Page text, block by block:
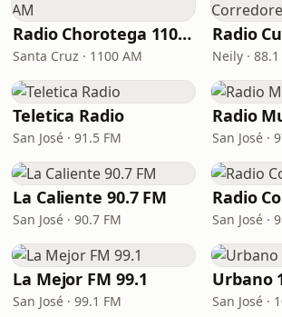
Radio Chorotega 1100 AM
Santa Cruz · 1100 AM Neily · 88.1
Teletica Radio
San José · 91.5 FM
Radio
San José ·
La Caliente 90.7 FM
San José · 90.7 FM
Radio
San José ·
La Mejor FM 99.1
San José · 99.1 FM
Urbano
San José ·